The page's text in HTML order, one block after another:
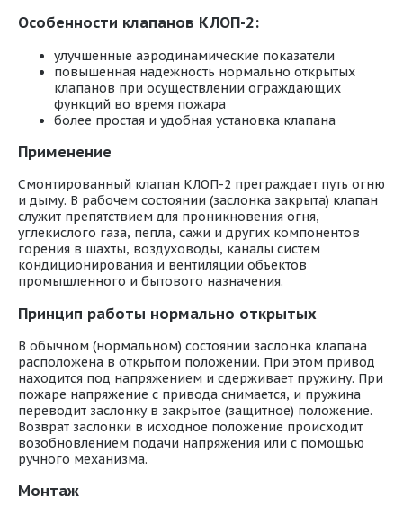
Особенности клапанов КЛОП-2:
улучшенные аэродинамические показатели
повышенная надежность нормально открытых
клапанов при осуществлении ограждающих
функций во время пожара
более простая и удобная установка клапана
Применение
Смонтированный клапан КЛОП-2 преграждает путь огню
и дыму. В рабочем состоянии (заслонка закрыта) клапан
служит препятствием для проникновения огня,
углекислого газа, пепла, сажи и других компонентов
горения в шахты, воздуховоды, каналы систем
кондиционирования и вентиляции объектов
промышленного и бытового назначения.
Принцип работы нормально открытых
В обычном (нормальном) состоянии заслонка клапана
расположена в открытом положении. При этом привод
находится под напряжением и сдерживает пружину. При
пожаре напряжение с привода снимается, и пружина
переводит заслонку в закрытое (защитное) положение.
Возврат заслонки в исходное положение происходит
возобновлением подачи напряжения или с помощью
ручного механизма.
Монтаж